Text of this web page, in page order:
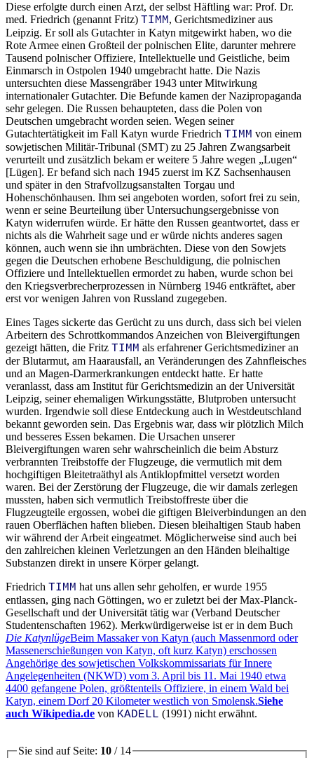
Diese erfolgte durch einen Arzt, der selbst Häftling war: Prof. Dr.
med. Friedrich (genannt Fritz) TIMM, Gerichtsmediziner aus
Leipzig. Er soll als Gutachter in Katyn mitgewirkt haben, wo die
Rote Armee einen Großteil der polnischen Elite, darunter mehrere
Tausend polnischer Offiziere, Intellektuelle und Geistliche, beim
Einmarsch in Ostpolen 1940 umgebracht hatte. Die Nazis
untersuchten diese Massengräber 1943 unter Mitwirkung
internationaler Gutachter. Die Befunde kamen der Nazipropaganda
sehr gelegen. Die Russen behaupteten, dass die Polen von
Deutschen umgebracht worden seien. Wegen seiner
Gutachtertätigkeit im Fall Katyn wurde Friedrich TIMM von einem
sowjetischen Militär-Tribunal (SMT) zu 25 Jahren Zwangsarbeit
verurteilt und zusätzlich bekam er weitere 5 Jahre wegen
Lugen
[Lügen]. Er befand sich nach 1945 zuerst im KZ Sachsenhausen
und später in den Strafvollzugsanstalten Torgau und
Hohenschönhausen. Ihm sei angeboten worden, sofort frei zu sein,
wenn er seine Beurteilung über Untersuchungsergebnisse von
Katyn widerrufen würde. Er hätte den Russen geantwortet, dass er
nichts als die Wahrheit sage und er würde nichts anderes sagen
können, auch wenn sie ihn umbrächten. Diese von den Sowjets
gegen die Deutschen erhobene Beschuldigung, die polnischen
Offiziere und Intellektuellen ermordet zu haben, wurde schon bei
den Kriegsverbrecherprozessen in Nürnberg 1946 entkräftet, aber
erst vor wenigen Jahren von Russland zugegeben.
Eines Tages sickerte das Gerücht zu uns durch, dass sich bei vielen
Arbeitern des Schrottkommandos Anzeichen von Bleivergiftungen
gezeigt hätten, die Fritz TIMM als erfahrener Gerichtsmediziner an
der Blutarmut, am Haarausfall, an Veränderungen des Zahnfleisches
und an Magen-Darmerkrankungen entdeckt hatte. Er hatte
veranlasst, dass am Institut für Gerichtsmedizin an der Universität
Leipzig, seiner ehemaligen Wirkungsstätte, Blutproben untersucht
wurden. Irgendwie soll diese Entdeckung auch in Westdeutschland
bekannt geworden sein. Das Ergebnis war, dass wir plötzlich Milch
und besseres Essen bekamen. Die Ursachen unserer
Bleivergiftungen waren sehr wahrscheinlich die beim Absturz
verbrannten Treibstoffe der Flugzeuge, die vermutlich mit dem
hochgiftigen Bleitetraäthyl als Antiklopfmittel versetzt worden
waren. Bei der Zerstörung der Flugzeuge, die wir damals zerlegen
mussten, haben sich vermutlich Treibstoffreste über die
Flugzeugteile ergossen, wobei die giftigen Bleiverbindungen an den
rauen Oberflächen haften blieben. Diesen bleihaltigen Staub haben
wir während der Arbeit eingeatmet. Möglicherweise sind auch bei
den zahlreichen kleinen Verletzungen an den Händen bleihaltige
Substanzen direkt in unsere Körper gelangt.
Friedrich TIMM hat uns allen sehr geholfen, er wurde 1955
entlassen, ging nach Göttingen, wo er zuletzt bei der Max-Planck-
Gesellschaft und der Universität tätig war (Verband Deutscher
Studentenschaften 1962). Merkwürdigerweise ist er in dem Buch
Die KatynlügeBeim Massaker von Katyn (auch Massenmord oder
Massenerschießungen von Katyn, oft kurz Katyn) erschossen
Angehörige des sowjetischen Volkskommissariats für Innere
Angelegenheiten (NKWD) vom 3. April bis 11. Mai 1940 etwa
4400 gefangene Polen, größtenteils Offiziere, in einem Wald bei
Katyn, einem Dorf 20 Kilometer westlich von Smolensk.Siehe
auch Wikipedia.de von KADELL (1991) nicht erwähnt.
Sie sind auf Seite: 10 / 14